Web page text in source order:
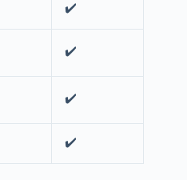
✔️
✔️
✔️
✔️